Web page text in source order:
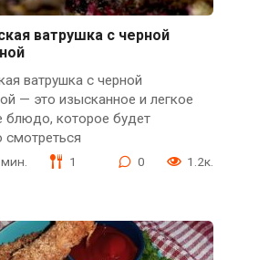
ватрушка с черной
ватрушка с черной
— это изысканное и легкое
блюдо, которое будет
смотреться
1 0 1.2к.